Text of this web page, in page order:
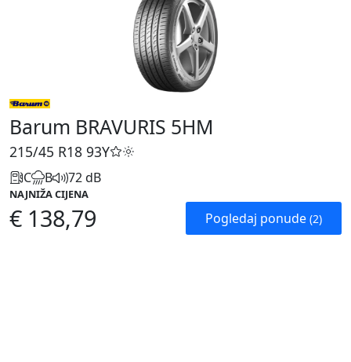
Barum BRAVURIS 5HM
215/45 R18 93Y
C B 72 dB
NAJNIŽA CIJENA
€ 138,79 Pogledaj ponude (2)